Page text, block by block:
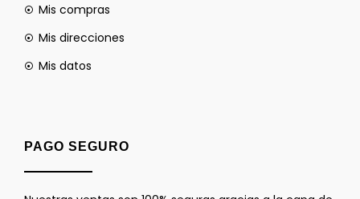
Mis compras
Mis direcciones
Mis datos
PAGO SEGURO